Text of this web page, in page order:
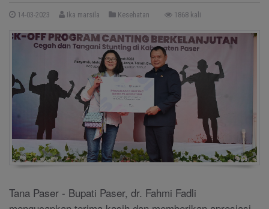
14-03-2023 Ika marsila Kesehatan 1868 kali
Tana Paser - Bupati Paser, dr. Fahmi Fadli